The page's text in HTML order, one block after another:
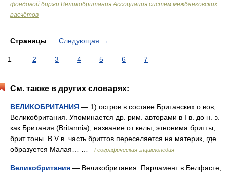
фондовой биржи Великобритания Ассоциация систем межбанковских
расчётов
Страницы Следующая →
1 2 3 4 5 6 7
См. также в других словарях:
ВЕЛИКОБРИТАНИЯ — 1) остров в составе Британских о вов;
Великобритания. Упоминается др. рим. авторами в I в. до н. э.
как Британия (Britannia), название от кельт, этнонима бритты,
брит тоны. В V в. часть бриттов переселяется на материк, где
образуется Малая… …
Географическая энциклопедия
Великобритания — Великобритания. Парламент в Белфасте,